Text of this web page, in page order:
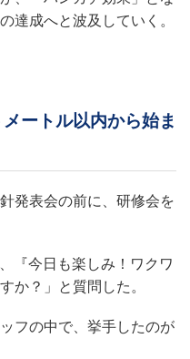
達成へと波及していく。
ートル以内から始ま
発表会の前に、研修会を
『今日も楽しみ！ワクワ
か？」と質問した。
フの中で、挙手したのが